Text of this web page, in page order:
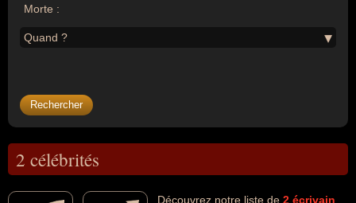
Morte :
Quand ?
2 célébrités
Découvrez notre liste de 2 écrivain